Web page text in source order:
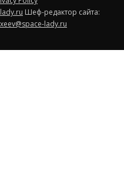
Шеф-редактор сайта:
lady.ru